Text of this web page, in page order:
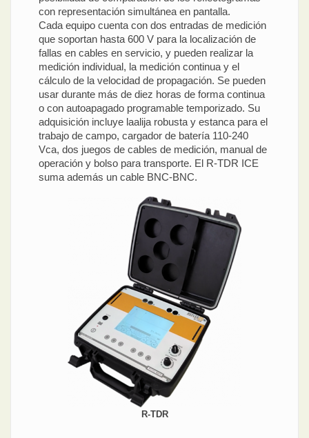
con representación simultánea en pantalla.
Cada equipo cuenta con dos entradas de medición
que soportan hasta 600 V para la localización de
fallas en cables en servicio, y pueden realizar la
medición individual, la medición continua y el
cálculo de la velocidad de propagación. Se pueden
usar durante más de diez horas de forma continua
o con autoapagado programable temporizado. Su
adquisición incluye laalija robusta y estanca para el
trabajo de campo, cargador de batería 110-240
Vca, dos juegos de cables de medición, manual de
operación y bolso para transporte. El R-TDR ICE
suma además un cable BNC-BNC.
R-TDR